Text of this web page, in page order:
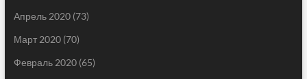
Апрель 2020(73)
Март 2020(70)
Февраль 2020(65)